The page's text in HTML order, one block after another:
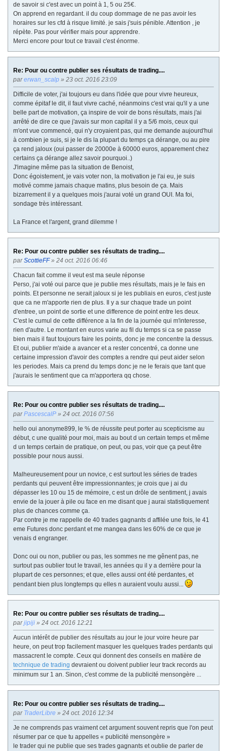
de savoir si c'est avec un point à 1, 5 ou 25€.
On apprend en regardant. il du coup dommage de ne pas avoir les
horaires sur les cfd à risque limité. je sais j'suis pénible. Attention , je
répète. Pas pour vérifier mais pour apprendre.
Merci encore pour tout ce travail c'est énorme.
Re: Pour ou contre publier ses résultats de trading....
parerwan_scalp » 23 oct. 2016 23:09
Difficile de voter, j'ai toujours eu dans l'idée que pour vivre heureux,
comme épitaf le dit, il faut vivre caché, néanmoins c'est vrai qu'il y a une
belle part de motivation, ça inspire de voir de bons résultats, mais j'ai
arrêté de dire ce que j'avais sur mon capital il y a 5/6 mois, ceux qui
m'ont vue commencé, qui n'y croyaient pas, qui me demande aujourd'hui
à combien je suis, si je le dis la plupart du temps ça dérange, ou au pire
ça rend jaloux (oui passer de 20000e à 60000 euros, apparement chez
certains ça dérange allez savoir pourquoi..)
J'imagine même pas la situation de Benoist,
Donc égoistement, je vais voter non, la motivation je l'ai eu, je suis
motivé comme jamais chaque matins, plus besoin de ça. Mais
bizarrement il y a quelques mois j'aurai voté un grand OUI. Ma foi,
sondage très intéressant.
La France et l'argent, grand dilemme !
Re: Pour ou contre publier ses résultats de trading....
parScottieFF» 24 oct. 2016 06:46
Chacun fait comme il veut est ma seule réponse
Perso, j'ai voté oui parce que je publie mes résultats, mais je le fais en
points. Et personne ne serait jaloux si je les publiais en euros, c'est juste
que ca ne m'apporte rien de plus. Il y a sur chaque trade un point
d'entree, un point de sortie et une difference de point entre les deux.
C'est le cumul de cette différence a la fin de la journée qui m'interesse,
rien d'autre. Le montant en euros varie au fil du temps si ca se passe
bien mais il faut toujours faire les points, donc je me concentre la dessus.
Et oui, publier m'aide a avancer et a rester concentré, ca donne une
certaine impression d'avoir des comptes a rendre qui peut aider selon
les periodes. Mais ca prend du temps donc je ne le ferais que tant que
j'aurais le sentiment que ca m'apportera qq chose.
Re: Pour ou contre publier ses résultats de trading....
parPascescalP » 24 oct. 2016 07:56
hello oui anonyme899, le % de réussite peut porter au scepticisme au
début, c une qualité pour moi, mais au bout d un certain temps et même
d un temps certain de pratique, on peut, ou pas, voir que ça peut être
possible pour nous aussi.
Malheureusement pour un novice, c est surtout les séries de trades
perdants qui peuvent être impressionnantes; je crois que j ai du
dépasser les 10 ou 15 de mémoire, c est un drôle de sentiment, j avais
envie de la jouer à pile ou face en me disant que j aurai statistiquement
plus de chances comme ça.
Par contre je me rappelle de 40 trades gagnants d affilée une fois, le 41
eme Futures donc perdant et me mangea dans les 60% de ce que je
venais d engranger.
Donc oui ou non, publier ou pas, les sommes ne me gênent pas, ne
surtout pas oublier tout le travail, les années qu il y a derrière pour la
plupart de ces personnes; et que, elles aussi ont été perdantes, et
pendant bien plus longtemps qu elles n auraient voulu aussi...
Re: Pour ou contre publier ses résultats de trading....
parjipiji » 24 oct. 2016 12:21
Aucun intérêt de publier des résultats au jour le jour voire heure par
heure, on peut trop facilement masquer les quelques trades perdants qui
massacrent le compte. Ceux qui donnent des conseils en matière de
technique de trading devraient ou doivent publier leur track records au
minimum sur 1 an. Sinon, c'est comme de la publicité mensongère ...
Re: Pour ou contre publier ses résultats de trading....
par TraderLibre » 24 oct. 2016 12:34
Je ne comprends pas vraiment cet argument souvent repris que l'on peut
résumer par ce que tu appelles « publicité mensongère »
le trader qui ne publie que ses trades gagnants et oublie de parler de